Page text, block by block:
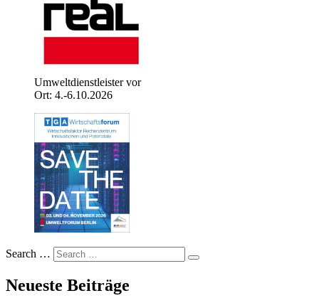
Umweltdienstleister vor
Ort: 4.-6.10.2026
Search …
Neueste Beiträge